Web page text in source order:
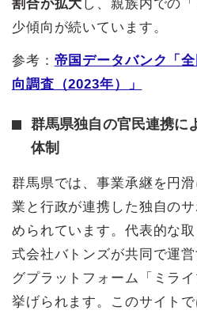
割合が拡大 し、親族内での
少傾向が続いています。
参考： 帝国データバンク「
向調査（2023年）」
群馬県独自の官民連携に
体制
群馬県では、事業承継を円
業と行政が連携した独自の
められています。代表的な
式会社バトンズが共同で運
グプラットフォーム「ミラ
挙げられます。このサイト